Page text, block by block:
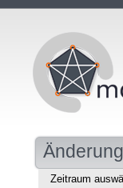
Zeitraum